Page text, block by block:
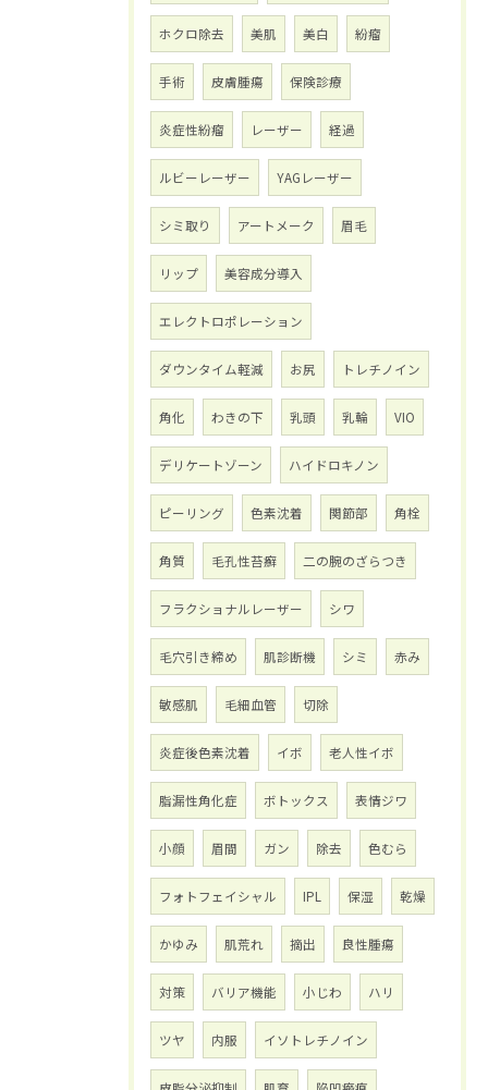
ホクロ除去 美肌 美白 紛瘤
手術 皮膚腫瘍 保険診療
炎症性紛瘤 レーザー 経過
ルビーレーザー YAGレーザー
シミ取り アートメーク 眉毛
リップ 美容成分導入
エレクトロポレーション
ダウンタイム軽減 お尻 トレチノイン
角化 わきの下 乳頭 乳輪 VIO
デリケートゾーン ハイドロキノン
ピーリング 色素沈着 関節部 角栓
角質 毛孔性苔癬 二の腕のざらつき
フラクショナルレーザー シワ
毛穴引き締め 肌診断機 シミ 赤み
敏感肌 毛細血管 切除
炎症後色素沈着 イボ 老人性イボ
脂漏性角化症 ボトックス 表情ジワ
小顔 眉間 ガン 除去 色むら
フォトフェイシャル IPL 保湿 乾燥
かゆみ 肌荒れ 摘出 良性腫瘍
対策 バリア機能 小じわ ハリ
ツヤ 内服 イソトレチノイン